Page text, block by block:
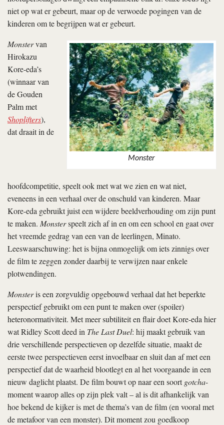
niet op wat er gebeurt, maar op de verwoede pogingen van de
kinderen om te begrijpen wat er gebeurt.
Monster
Monstervan
Hirokazu
Kore-eda’s
(winnaar van
de Gouden
Palm met
Shoplifters),
dat draait in de
hoofdcompetitie, speelt ook met wat we zien en wat niet,
eveneens in een verhaal over de onschuld van kinderen. Maar
Kore-eda gebruikt juist een wijdere beeldverhouding om zijn punt
te maken. Monsterspeelt zich af in en om een school en gaat over
het vreemde gedrag van een van de leerlingen, Minato.
Leeswaarschuwing: het is bijna onmogelijk om iets zinnigs over
de film te zeggen zonder daarbij te verwijzen naar enkele
plotwendingen.
Monsteris een zorgvuldig opgebouwd verhaal dat het beperkte
perspectief gebruikt om een punt te maken over (spoiler)
heteronormativiteit. Met meer subtiliteit en flair doet Kore-eda hier
wat Ridley Scott deed in The Last Duel: hij maakt gebruik van
drie verschillende perspectieven op dezelfde situatie, maakt de
eerste twee perspectieven eerst invoelbaar en sluit dan af met een
perspectief dat de waarheid blootlegt en al het voorgaande in een
nieuw daglicht plaatst. De film bouwt op naar een soortgotcha-
moment waarop alles op zijn plek valt – al is dit afhankelijk van
hoe bekend de kijker is met de thema’s van de film (en vooral met
de metafoor van een monster). Dit moment zou goedkoop